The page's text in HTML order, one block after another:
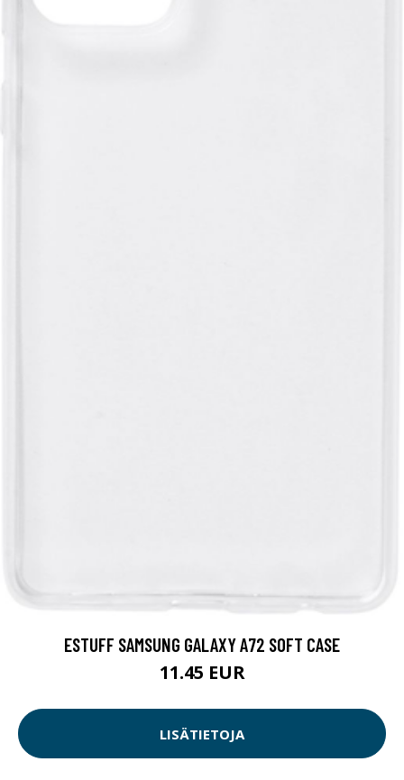
ESTUFF SAMSUNG GALAXY A72 SOFT CASE
11.45 EUR
LISÄTIETOJA